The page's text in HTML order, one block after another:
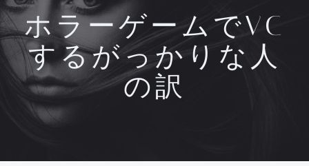
プ
ホラーゲームでVC
するがっかりな人
の訳